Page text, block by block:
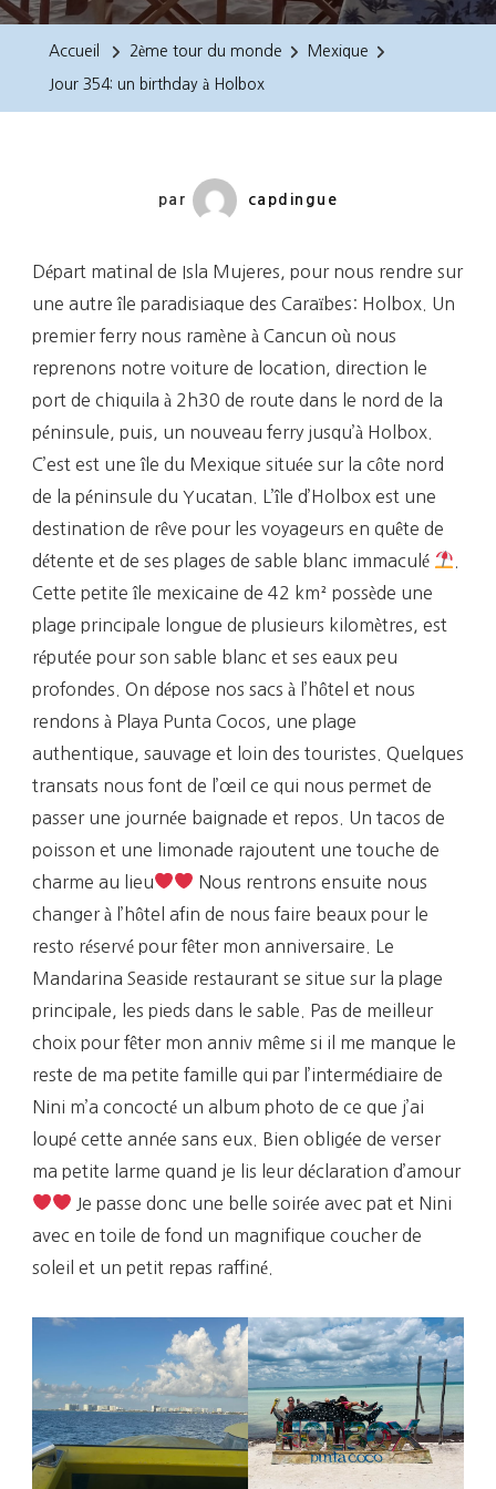
354:
Accueil 2ème tour du monde Mexique
Jour 354: un birthday à Holbox
par capdingue
Départ matinal de Isla Mujeres, pour nous rendre sur
une autre île paradisiaque des Caraïbes: Holbox. Un
premier ferry nous ramène à Cancun où nous
reprenons notre voiture de location, direction le
port de chiquila à 2h30 de route dans le nord de la
péninsule, puis, un nouveau ferry jusqu’à Holbox.
C’est est une île du Mexique située sur la côte nord
de la péninsule du Yucatan. L’île d’Holbox est une
destination de rêve pour les voyageurs en quête de
détente et de ses plages de sable blanc immaculé
Cette petite île mexicaine de 42 km² possède une
plage principale longue de plusieurs kilomètres, est
réputée pour son sable blanc et ses eaux peu
profondes. On dépose nos sacs à l’hôtel et nous
rendons à Playa Punta Cocos, une plage
authentique, sauvage et loin des touristes. Quelques
transats nous font de l’œil ce qui nous permet de
passer une journée baignade et repos. Un tacos de
poisson et une limonade rajoutent une touche de
charme au lieu
Nous rentrons ensuite nous
changer à l’hôtel afin de nous faire beaux pour le
resto réservé pour fêter mon anniversaire. Le
Mandarina Seaside restaurant se situe sur la plage
principale, les pieds dans le sable. Pas de meilleur
choix pour fêter mon anniv même si il me manque le
reste de ma petite famille qui par l’intermédiaire de
Nini m’a concocté un album photo de ce que j’ai
loupé cette année sans eux. Bien obligée de verser
ma petite larme quand je lis leur déclaration d’amour
Je passe donc une belle soirée avec pat et Nini
avec en toile de fond un magnifique coucher de
soleil et un petit repas raffiné.